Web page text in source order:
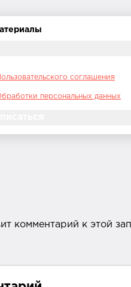
соглашения
персональных данных
комментарий к этой